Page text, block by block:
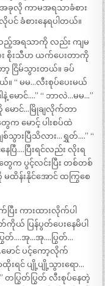
လို ကာမအရသာခံစား
င် ခံစားနေရပါတယ်။
ည့်အရသာကို လည်း ကျမ
း စိုးသီဟ ယက်ပေးတာကို
ငြိမ်သွားတယ်။ ခပ်
။ “ မမ…လီးစုပ်ပေးမယ်
နဲ့ မောင်….” “ ဘာလဲ…မမ…”
ောင်…မြိုချလိုက်တာ
က မောင့် ပါးစပ်ထဲ
သွားပြီသိလား…ရွှတ်….” “
ပြီ….ပြီးရင်လည်း လိုးရ
တွေက ပွင့်လင်းပြီး တစ်တစ်
ထိန်းနိုင်အောင် ထကြွစေ
ပြီး ကားထားလိုက်ပါ
ပြန်ပွတ်ပေးနေမိပါ
ြွတ်….အု…အု….ပြွတ်…
မောင် ပင့်ကော့လိုက်
းရင် ပျို့ပျို့သွားရော…
တပြွတ်ပြွတ် လီးစုပ်နေတဲ့